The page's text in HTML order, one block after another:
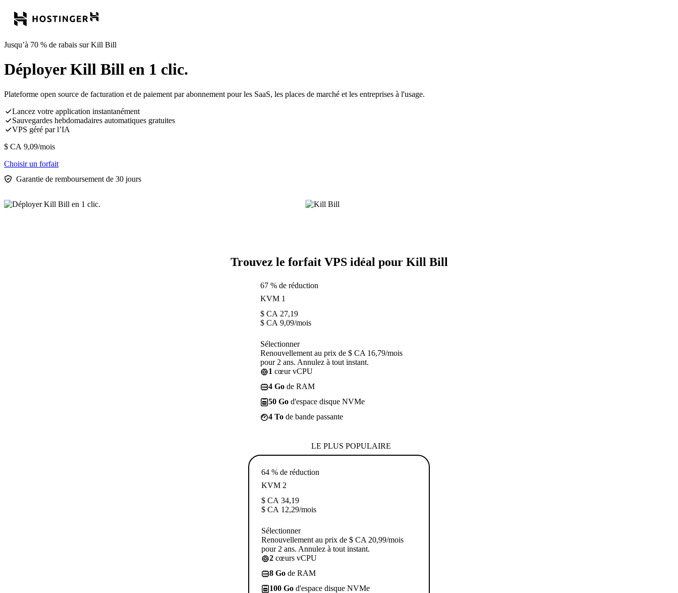
Jusqu’à 70 % de rabais sur Kill Bill
Déployer Kill Bill en 1 clic.
Plateforme open source de facturation et de paiement par abonnement pour les SaaS, les places de marché et les entreprises à l'usage.
Lancez votre application instantanément
Sauvegardes hebdomadaires automatiques gratuites
VPS géré par l’IA
$ CA 9,09/mois
Choisir un forfait
Garantie de remboursement de 30 jours
Trouvez le forfait VPS idéal pour Kill Bill
67 % de réduction
KVM 1
$ CA 27,19
$ CA 9,09/mois
Sélectionner
Renouvellement au prix de $ CA 16,79/mois
pour 2 ans. Annulez à tout instant.
1 cœur vCPU
4 Go de RAM
50 Go d'espace disque NVMe
4 To de bande passante
LE PLUS POPULAIRE
64 % de réduction
KVM 2
$ CA 34,19
$ CA 12,29/mois
Sélectionner
Renouvellement au prix de $ CA 20,99/mois
pour 2 ans. Annulez à tout instant.
2 cœurs vCPU
8 Go de RAM
100 Go d'espace disque NVMe